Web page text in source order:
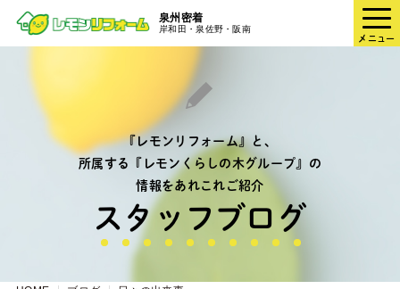
泉州密着
岸和田・泉佐野・阪南
メニュー
『レモンリフォーム』と、
所属する『レモンくらしの木グループ』の
情報をあれこれご紹介
スタッフブログ